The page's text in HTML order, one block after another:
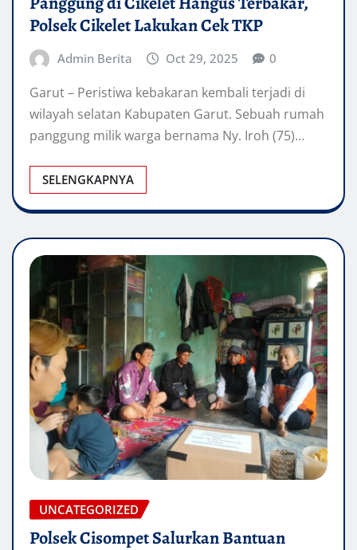
Polsek Cikelet Lakukan Cek TKP
Admin Berita Oct 29, 2025 0
Garut – Peristiwa kebakaran kembali terjadi di
wilayah selatan Kabupaten Garut. Sebuah rumah
panggung milik warga bernama Ny. Iroh (75)…
SELENGKAPNYA
UNCATEGORIZED
Polsek Cisompet Salurkan Bantuan